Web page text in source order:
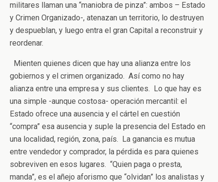
militares llaman una “maniobra de pinza”: ambos – Estado
y Crimen Organizado-, atenazan un territorio, lo destruyen
y despueblan, y luego entra el gran Capital a reconstruir y
reordenar.
Mienten quienes dicen que hay una alianza entre los
gobiernos y el crimen organizado. Así como no hay
alianza entre una empresa y sus clientes. Lo que hay es
una simple -aunque costosa- operación mercantil: el
Estado ofrece una ausencia y el cártel en cuestión
“compra” esa ausencia y suple la presencia del Estado en
una localidad, región, zona, país. La ganancia es mutua
entre vendedor y comprador, la pérdida es para quienes
sobreviven en esos lugares. “Quien paga o presta,
manda”, es el añejo aforismo que “olvidan” los analistas y